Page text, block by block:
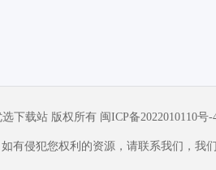
选下载站 版权所有 闽ICP备2022010110号-
有侵犯您权利的资源，请联系我们，我们